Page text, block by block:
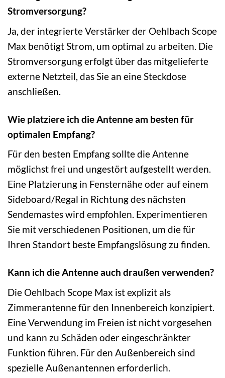
Stromversorgung?
Ja, der integrierte Verstärker der Oehlbach Scope
Max benötigt Strom, um optimal zu arbeiten. Die
Stromversorgung erfolgt über das mitgelieferte
externe Netzteil, das Sie an eine Steckdose
anschließen.
Wie platziere ich die Antenne am besten für
optimalen Empfang?
Für den besten Empfang sollte die Antenne
möglichst frei und ungestört aufgestellt werden.
Eine Platzierung in Fensternähe oder auf einem
Sideboard/Regal in Richtung des nächsten
Sendemastes wird empfohlen. Experimentieren
Sie mit verschiedenen Positionen, um die für
Ihren Standort beste Empfangslösung zu finden.
Kann ich die Antenne auch draußen verwenden?
Die Oehlbach Scope Max ist explizit als
Zimmerantenne für den Innenbereich konzipiert.
Eine Verwendung im Freien ist nicht vorgesehen
und kann zu Schäden oder eingeschränkter
Funktion führen. Für den Außenbereich sind
spezielle Außenantennen erforderlich.